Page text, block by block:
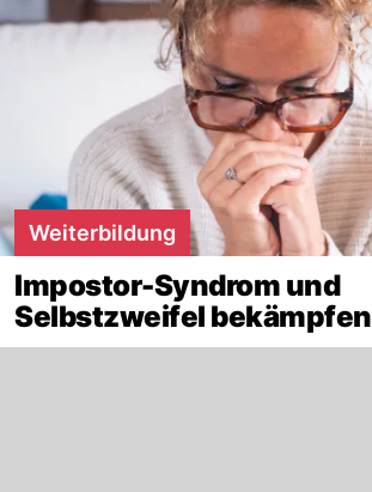
Weiterbildung
Impostor-Syndrom und
Selbstzweifel bekämpfen